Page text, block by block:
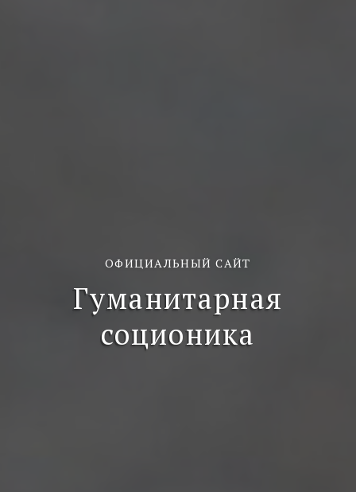
ОФИЦИАЛЬНЫЙ САЙТ
Гуманитарная
соционика